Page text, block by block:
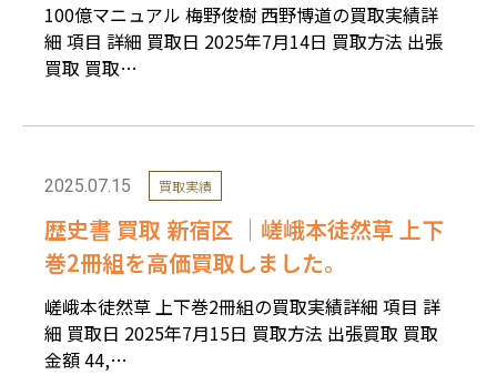
100億マニュアル 梅野俊樹 西野博道の買取実績詳
細 項目 詳細 買取日 2025年7月14日 買取方法 出張
買取 買取…
2025.07.15 買取実績
歴史書 買取 新宿区 ｜嵯峨本徒然草 上下
巻2冊組を高価買取しました。
嵯峨本徒然草 上下巻2冊組の買取実績詳細 項目 詳
細 買取日 2025年7月15日 買取方法 出張買取 買取
金額 44,…